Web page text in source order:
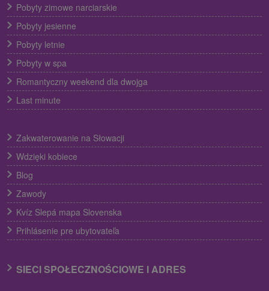
Pobyty zimowe narciarskie
Pobyty jesienne
Pobyty letnie
Pobyty w spa
Romantyczny weekend dla dwojga
Last minute
Zakwaterowanie na Słowacji
Wdzięki kobiece
Blog
Zawody
Kvíz Slepá mapa Slovenska
Prihlásenie pre ubytovateľa
SIECI SPOŁECZNOŚCIOWE I ADRES